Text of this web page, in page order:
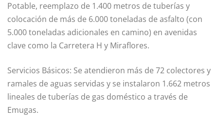
Potable, reemplazo de 1.400 metros de tuberías y
colocación de más de 6.000 toneladas de asfalto (con
5.000 toneladas adicionales en camino) en avenidas
clave como la Carretera H y Miraflores.
Servicios Básicos: Se atendieron más de 72 colectores y
ramales de aguas servidas y se instalaron 1.662 metros
lineales de tuberías de gas doméstico a través de
Emugas.